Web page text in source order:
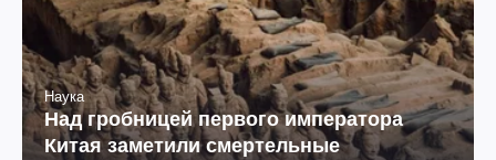
Наука
Над гробницей первого императора
Китая заметили смертельные